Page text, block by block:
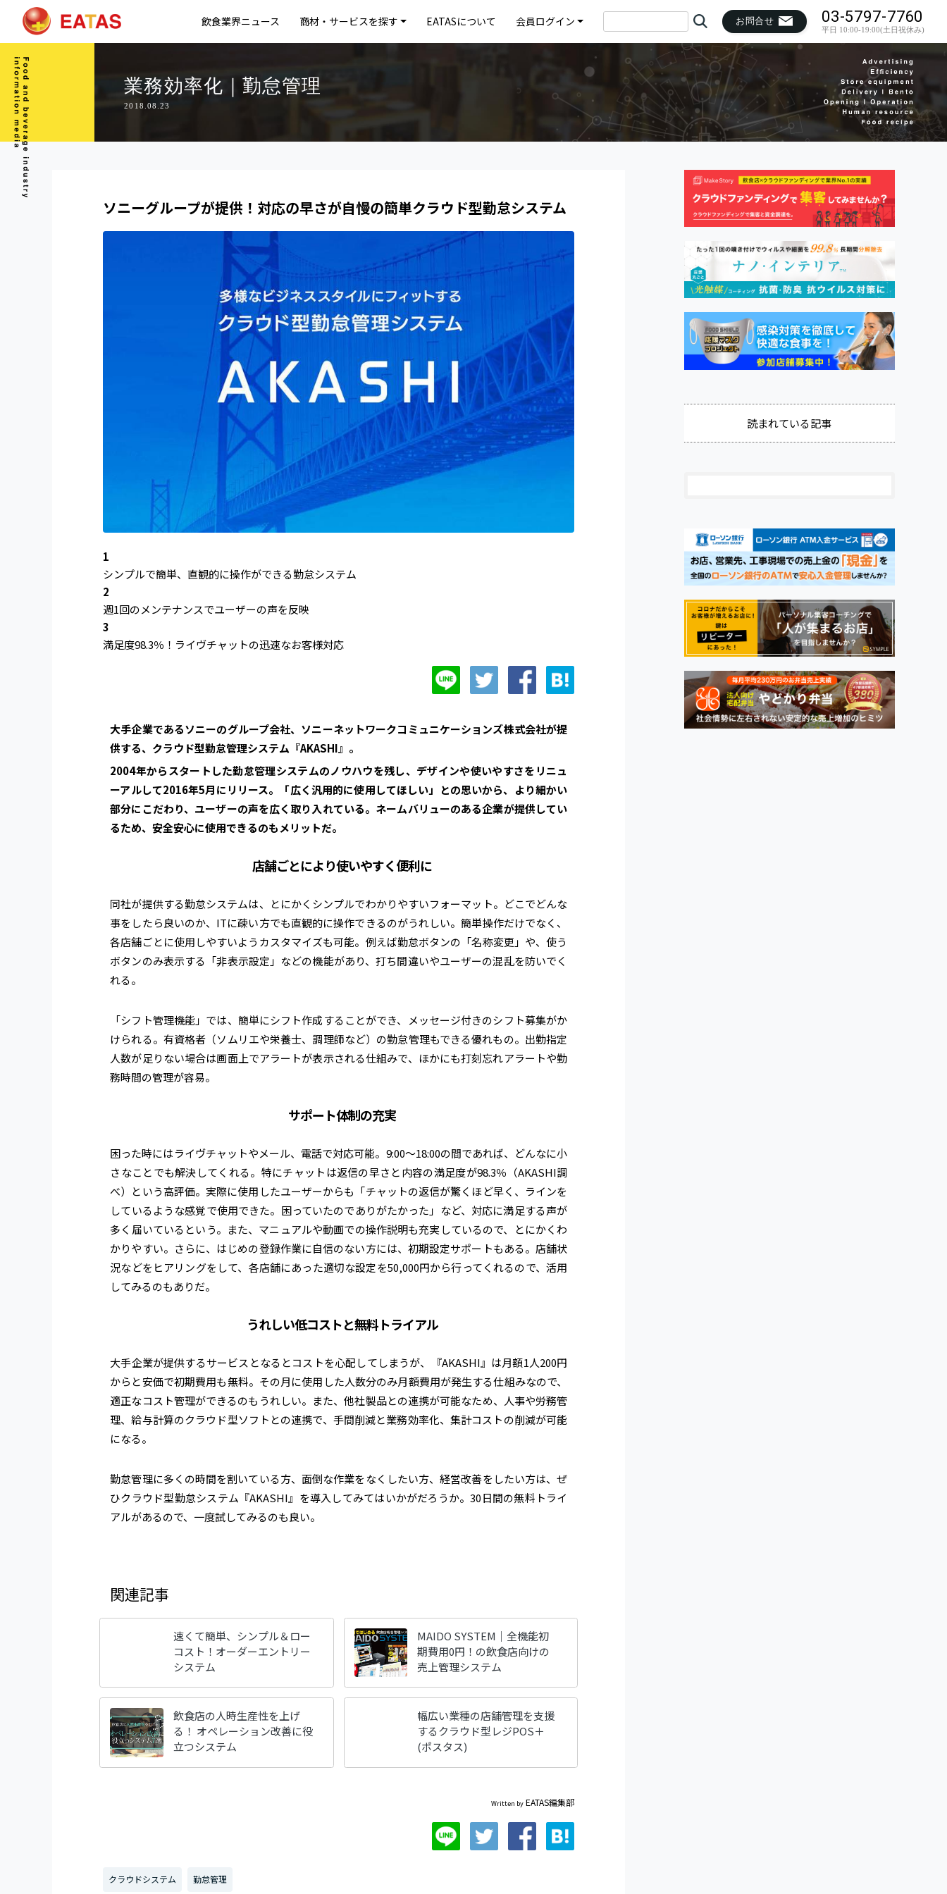
飲食業界ニュース 商材・サービスを探す EATASについて 会員ログイン お問合せ 03-5797-7760
平日 10:00-19:00(土日祝休み)
業務効率化｜勤怠管理
2018.08.23
ソニーグループが提供！対応の早さが自慢の簡単クラウド型勤怠システム
1
シンプルで簡単、直観的に操作ができる勤怠システム
2
週1回のメンテナンスでユーザーの声を反映
3
満足度98.3％！ライヴチャットの迅速なお客様対応
大手企業であるソニーのグループ会社、ソニーネットワークコミュニケーションズ株式会社が提
供する、クラウド型勤怠管理システム『AKASHI』 。
2004年からスタートした勤怠管理システムのノウハウを残し、デザインや使いやすさをリニュ
ーアルして2016年5月にリリース。「広く汎用的に使用してほしい」との思いから、より細かい
部分にこだわり、ユーザーの声を広く取り入れている。ネームバリューのある企業が提供してい
るため、安全安心に使用できるのもメリットだ。
店舗ごとにより使いやすく便利に
同社が提供する勤怠システムは、とにかくシンプルでわかりやすいフォーマット。どこでどんな
事をしたら良いのか、ITに疎い方でも直観的に操作できるのがうれしい。簡単操作だけでなく、
各店舗ごとに使用しやすいようカスタマイズも可能。例えば勤怠ボタンの「名称変更」や、使う
ボタンのみ表示する「非表示設定」などの機能があり、打ち間違いやユーザーの混乱を防いでく
れる。
「シフト管理機能」では、簡単にシフト作成することができ、メッセージ付きのシフト募集がか
けられる。有資格者（ソムリエや栄養士、調理師など）の勤怠管理もできる優れもの。出勤指定
人数が足りない場合は画面上でアラートが表示される仕組みで、ほかにも打刻忘れアラートや勤
務時間の管理が容易。
サポート体制の充実
困った時にはライヴチャットやメール、電話で対応可能。9:00〜18:00の間であれば、どんなに小
さなことでも解決してくれる。特にチャットは返信の早さと内容の満足度が98.3％（AKASHI調
べ）という高評価。実際に使用したユーザーからも「チャットの返信が驚くほど早く、ラインを
しているような感覚で使用できた。困っていたのでありがたかった」など、対応に満足する声が
多く届いているという。また、マニュアルや動画での操作説明も充実しているので、とにかくわ
かりやすい。さらに、はじめの登録作業に自信のない方には、初期設定サポートもある。店舗状
況などをヒアリングをして、各店舗にあった適切な設定を50,000円から行ってくれるので、活用
してみるのもありだ。
うれしい低コストと無料トライアル
大手企業が提供するサービスとなるとコストを心配してしまうが、『AKASHI』 は月額1人200円
からと安価で初期費用も無料。その月に使用した人数分のみ月額費用が発生する仕組みなので、
適正なコスト管理ができるのもうれしい。また、他社製品との連携が可能なため、人事や労務管
理、給与計算のクラウド型ソフトとの連携で、手間削減と業務効率化、集計コストの削減が可能
になる。
勤怠管理に多くの時間を割いている方、面倒な作業をなくしたい方、経営改善をしたい方は、ぜ
ひクラウド型勤怠システム 『AKASHI』 を導入してみてはいかがだろうか。30日間の無料トライ
アルがあるので、一度試してみるのも良い。
関連記事
速くて簡単、シンプル＆ロー
コスト！オーダーエントリー
システム
MAIDO SYSTEM｜全機能初
期費用0円！の飲食店向けの
売上管理システム
飲食店の人時生産性を上げ
る！ オペレーション改善に役
立つシステム
幅広い業種の店舗管理を支援
するクラウド型レジPOS＋
(ポスタス)
Written by EATAS編集部
クラウドシステム 勤怠管理
読まれている記事